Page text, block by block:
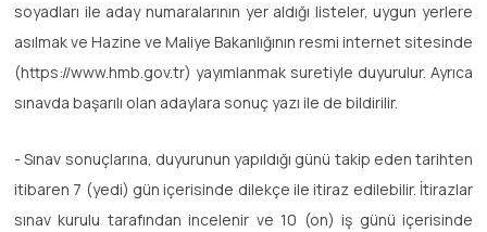
soyadları ile aday numaralarının yer aldığı listeler, uygun yerlere
asılmak ve Hazine ve Maliye Bakanlığının resmi internet sitesinde
(https://www.hmb.gov.tr) yayımlanmak suretiyle duyurulur. Ayrıca
sınavda başarılı olan adaylara sonuç yazı ile de bildirilir.
- Sınav sonuçlarına, duyurunun yapıldığı günü takip eden tarihten
itibaren 7 (yedi) gün içerisinde dilekçe ile itiraz edilebilir. İtirazlar
sınav kurulu tarafından incelenir ve 10 (on) iş günü içerisinde